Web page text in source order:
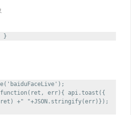
}
err){ api.toast({
+" "+JSON.stringify(err)});